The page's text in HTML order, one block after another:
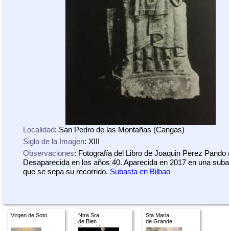
Localidad: San Pedro de las Montañas (Cangas)
Siglo de la Imagen: XIII
Observaciones: Fotografía del Libro de Joaquin Perez Pando
Desaparecida en los años 40. Aparecida en 2017 en una
que se sepa su recorrido. Subasta en Bilbao
Virgen de Soto
Ntra Sra.
de Bien
Aparecida
Sta Maria
de Grande